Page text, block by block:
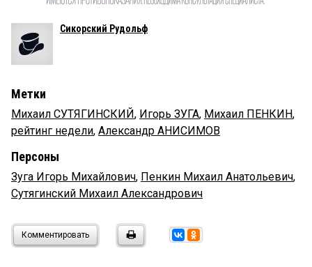
Сикорский Рудольф
Метки
Михаил СУТЯГИНСКИЙ, Игорь ЗУГА, Михаил ПЕНКИН,
рейтинг недели, Александр АНИСИМОВ
Персоны
Зуга Игорь Михайлович, Пенкин Михаил Анатольевич,
Сутягинский Михаил Александрович
Комментировать